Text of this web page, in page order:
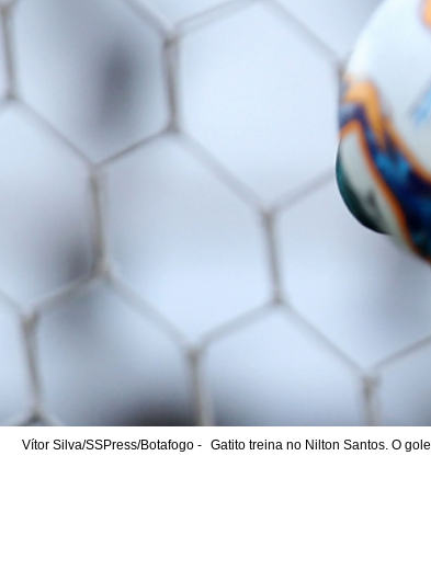
Vítor Silva/SSPress/Botafogo - Gatito treina no Nilton Santos. O